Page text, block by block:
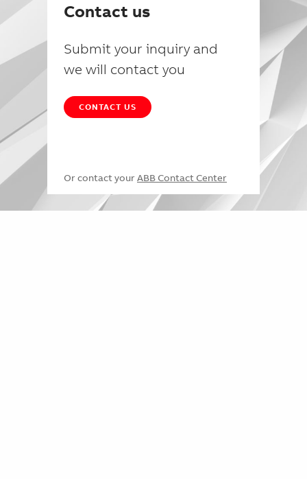
Contact us
Submit your inquiry and
we will contact you
CONTACT US
Or contact your ABB Contact Center